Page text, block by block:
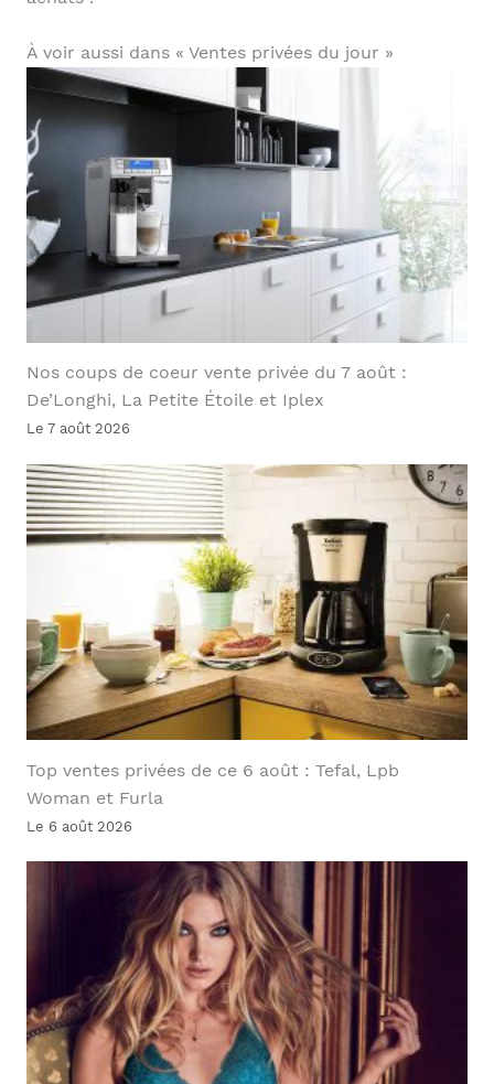
À voir aussi dans « Ventes privées du jour »
Nos coups de coeur vente privée du 7 août :
De’Longhi, La Petite Étoile et Iplex
Le 7 août 2026
Top ventes privées de ce 6 août : Tefal, Lpb
Woman et Furla
Le 6 août 2026